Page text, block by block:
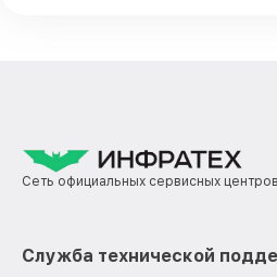
Сеть официальных сервисных
Служба технической